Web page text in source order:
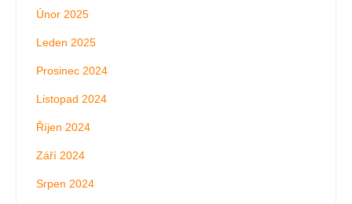
Únor 2025
Leden 2025
Prosinec 2024
Listopad 2024
Říjen 2024
Září 2024
Srpen 2024